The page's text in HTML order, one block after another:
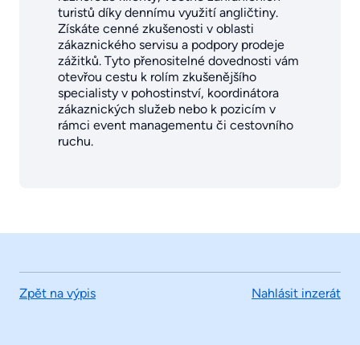
turistů díky dennímu využití angličtiny.
Získáte cenné zkušenosti v oblasti
zákaznického servisu a podpory prodeje
zážitků. Tyto přenositelné dovednosti vám
otevřou cestu k rolím zkušenějšího
specialisty v pohostinství, koordinátora
zákaznických služeb nebo k pozicím v
rámci event managementu či cestovního
ruchu.
Zpět na výpis Nahlásit inzerát